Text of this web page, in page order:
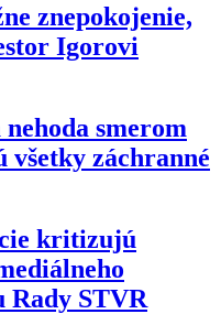
znepokojenie,
Igorovi
smerom
všetky záchranné
kritizujú
Rady STVR